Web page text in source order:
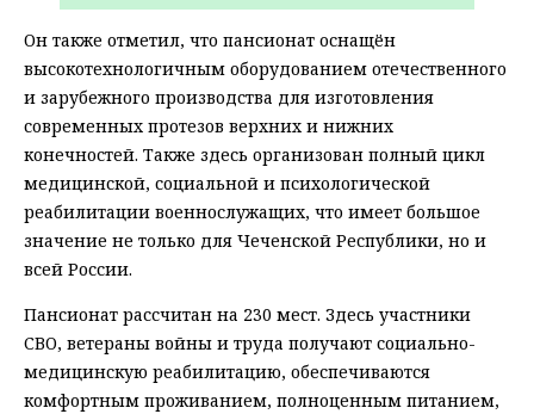
Он также отметил, что пансионат оснащён
высокотехнологичным оборудованием отечественного
и зарубежного производства для изготовления
современных протезов верхних и нижних
конечностей. Также здесь организован полный цикл
медицинской, социальной и психологической
реабилитации военнослужащих, что имеет большое
значение не только для Чеченской Республики, но и
всей России.
Пансионат рассчитан на 230 мест. Здесь участники
СВО, ветераны войны и труда получают социально-
медицинскую реабилитацию, обеспечиваются
комфортным проживанием, полноценным питанием,